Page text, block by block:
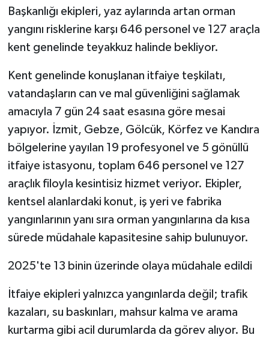
Başkanlığı ekipleri, yaz aylarında artan orman
yangını risklerine karşı 646 personel ve 127 araçla
kent genelinde teyakkuz halinde bekliyor.
Kent genelinde konuşlanan itfaiye teşkilatı,
vatandaşların can ve mal güvenliğini sağlamak
amacıyla 7 gün 24 saat esasına göre mesai
yapıyor. İzmit, Gebze, Gölcük, Körfez ve Kandıra
bölgelerine yayılan 19 profesyonel ve 5 gönüllü
itfaiye istasyonu, toplam 646 personel ve 127
araçlık filoyla kesintisiz hizmet veriyor. Ekipler,
kentsel alanlardaki konut, iş yeri ve fabrika
yangınlarının yanı sıra orman yangınlarına da kısa
sürede müdahale kapasitesine sahip bulunuyor.
2025'te 13 binin üzerinde olaya müdahale edildi
İtfaiye ekipleri yalnızca yangınlarda değil; trafik
kazaları, su baskınları, mahsur kalma ve arama
kurtarma gibi acil durumlarda da görev alıyor. Bu